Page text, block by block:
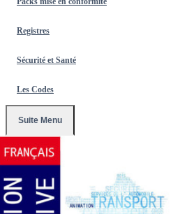
Registres
Sécurité et Santé
Les Codes
Suite Menu
Conventions Collectives